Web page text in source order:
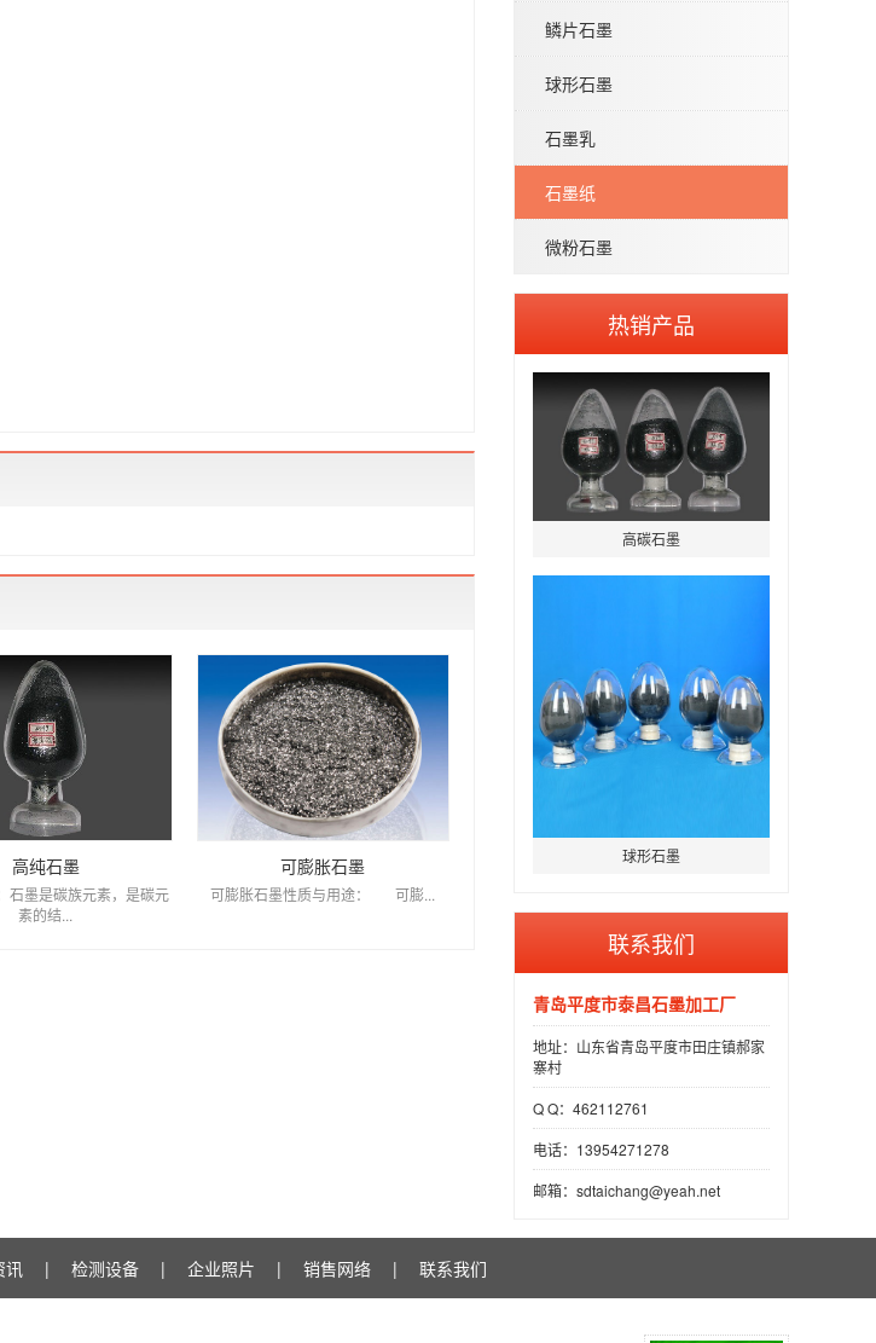
鳞片石墨
球形石墨
石墨乳
石墨纸
微粉石墨
热销产品
高碳石墨
球形石墨
联系我们
青岛平度市泰昌石墨加工厂
地址：山东省青岛平度市田庄镇郝家
寨村
Q Q：462112761
电话：13954271278
邮箱：sdtaichang@yeah.net
高纯石墨
石墨是碳族元素，是碳元
素的结...
可膨胀石墨
可膨胀石墨性质与用途： 可膨...
讯 | 检测设备 | 企业照片 | 销售网络 | 联系我们